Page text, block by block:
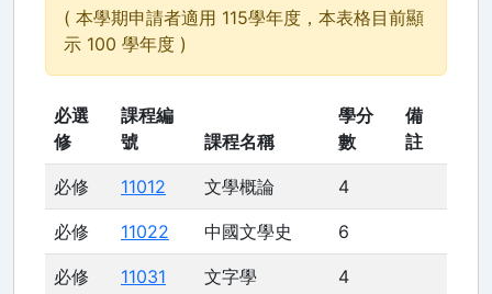
( 本學期申請者適用 115學年度，本表格目前顯
示 100 學年度 )
必選
修
課程編
號
課程名稱
學分
數
備
註
必修 11012 文學概論 4
必修 11022 中國文學史 6
必修 11031 文字學 4